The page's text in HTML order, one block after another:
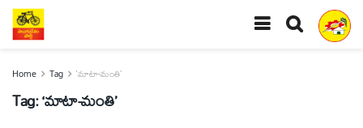
Home Tag ‘మాటా-మంతి’
Tag:‘మాటా-మంతి’